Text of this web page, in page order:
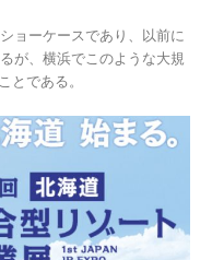
ョーケースであり、以前に
が、横浜でこのような大規
とである。